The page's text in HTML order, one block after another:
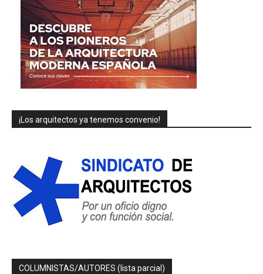
¡Los arquitectos ya tenemos convenio!
COLUMNISTAS/AUTORES (lista parcial)